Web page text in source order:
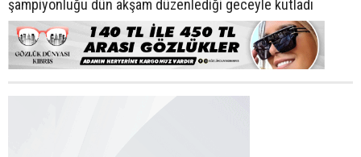
şampiyonluğu dün akşam düzenlediği geceyle kutladı